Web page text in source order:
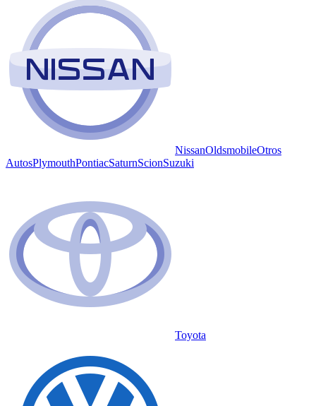
NissanOldsmobileOtros
AutosPlymouthPontiacSaturnScionSuzuki
Toyota